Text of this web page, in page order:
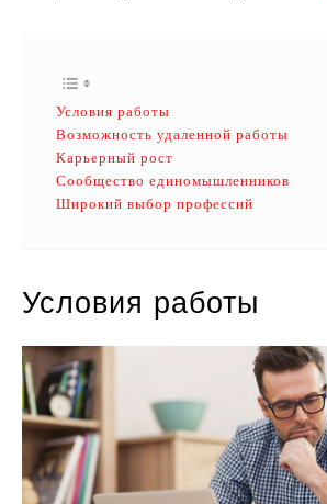
Условия работы
Возможность удаленной работы
Карьерный рост
Сообщество единомышленников
Широкий выбор профессий
Условия работы